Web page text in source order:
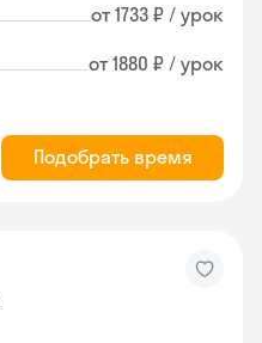
от 1733 ₽ / урок
от 1880 ₽ / урок
Подобрать время